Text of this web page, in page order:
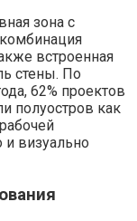
зона с
встроенная
стены. По
62% проектов
полуостров как
и визуально